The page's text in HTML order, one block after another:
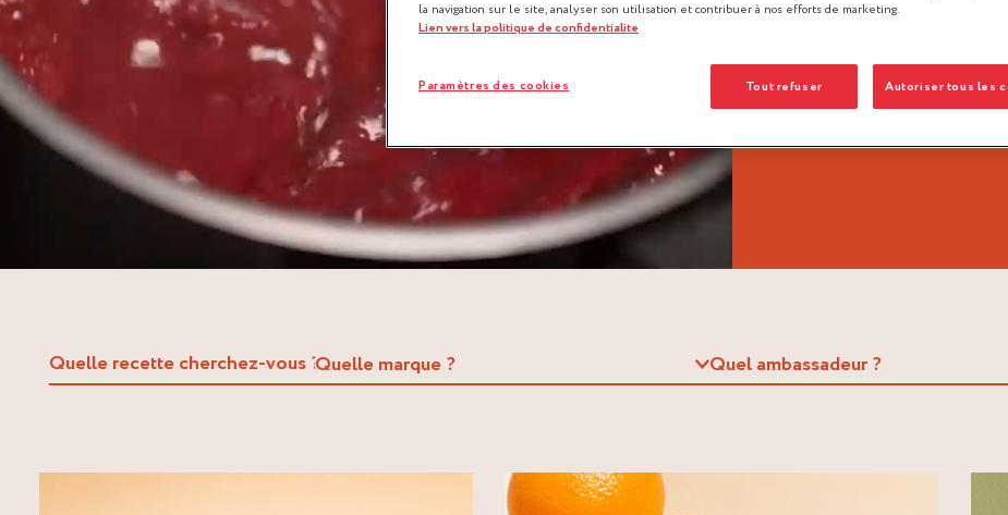
la navigation sur le site, analyser son utilisation et contribuer à nos efforts de marketing.
Lien vers la politique de confidentialite
Tout refuser Autoriser tous les
Paramètres des cookies